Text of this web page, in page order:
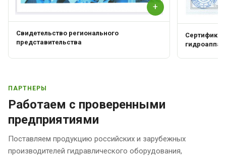
+
Свидетельство регионального
представительства
Сертификат
ПАРТНЕРЫ
Работаем с проверенными
предприятиями
Поставляем продукцию российских и зарубежных
производителей гидравлического оборудования,